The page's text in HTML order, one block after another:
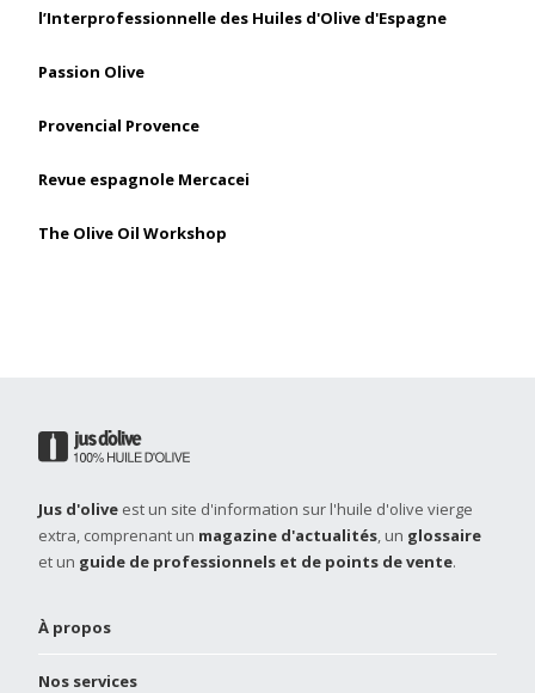
l’Interprofessionnelle des Huiles d'Olive d'Espagne
Passion Olive
Provencial Provence
Revue espagnole Mercacei
The Olive Oil Workshop
Jus d'olive est un site d'information sur l'huile d'olive vierge
extra, comprenant un magazine d'actualités, un glossaire
et un guide de professionnels et de points de vente.
À propos
Nos services